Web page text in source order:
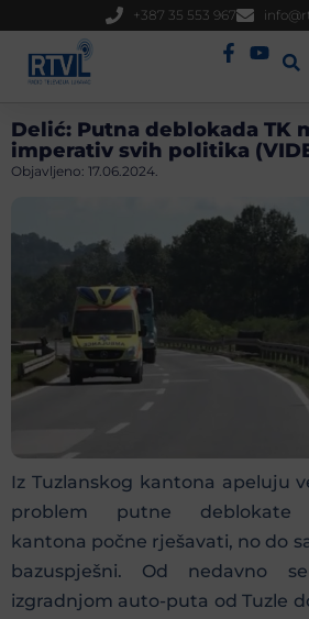
+387 35 553 967
Delić: Putna deblokada TK
imperativ svih politika
Objavljeno: 17.06.2024.
Iz Tuzlanskog kantona apeluju
problem putne deblokate
kantona počne rješavati, no do
bazuspješni. Od nedavno
izgradnjom auto-puta od Tuzle